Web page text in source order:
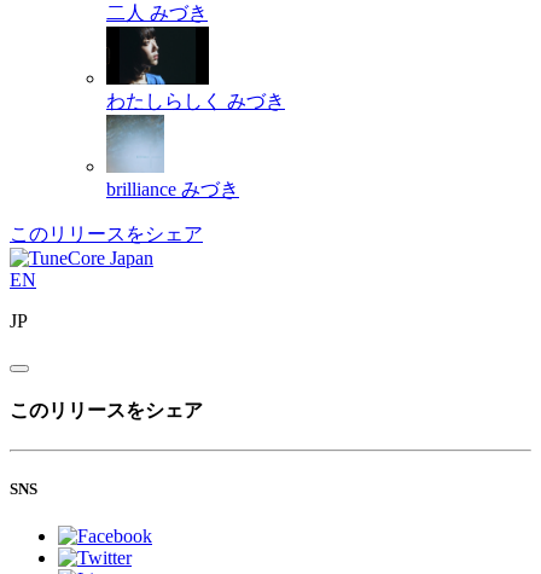
二人 みづき
わたしらしく みづき
brilliance みづき
このリリースをシェア
EN
JP
このリリースをシェア
SNS